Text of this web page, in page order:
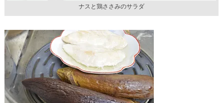
ナスと鶏ささみのサラダ